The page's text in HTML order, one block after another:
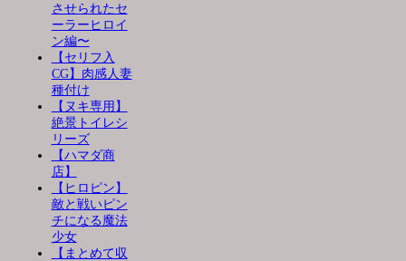
させられたセ
ーラーヒロイ
ン編〜
【セリフ入
CG】肉感人妻
種付け
【ヌキ専用】
絶景トイレシ
リーズ
【ハマダ商
店】
【ヒロピン】
敵と戦いピン
チになる魔法
少女
【まとめて収